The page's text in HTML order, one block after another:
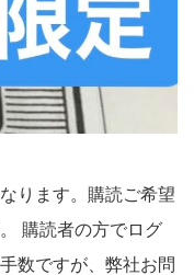
ります。購読ご希望
購読者の方でログ
数ですが、弊社お問